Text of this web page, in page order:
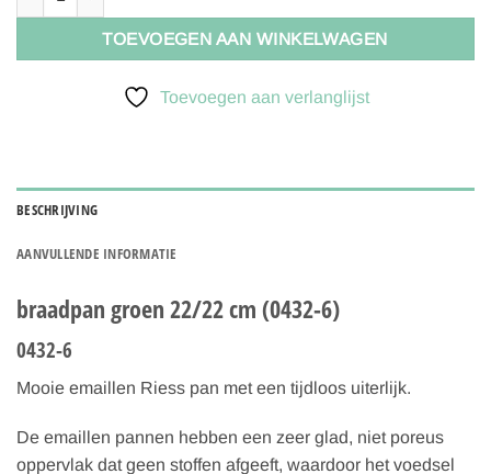
TOEVOEGEN AAN WINKELWAGEN
Toevoegen aan verlanglijst
BESCHRIJVING
AANVULLENDE INFORMATIE
braadpan groen 22/22 cm (0432-6)
0432-6
Mooie emaillen Riess pan met een tijdloos uiterlijk.
De emaillen pannen hebben een zeer glad, niet poreus
oppervlak dat geen stoffen afgeeft, waardoor het voedsel